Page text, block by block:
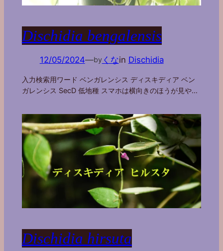
Dischidia bengalensis
12/05/2024—byくなin Dischidia
入力検索用ワード ベンガレンシス ディスキディア ベン
ガレンシス SecD 低地種 スマホは横向きのほうが見や…
Dischidia hirsuta